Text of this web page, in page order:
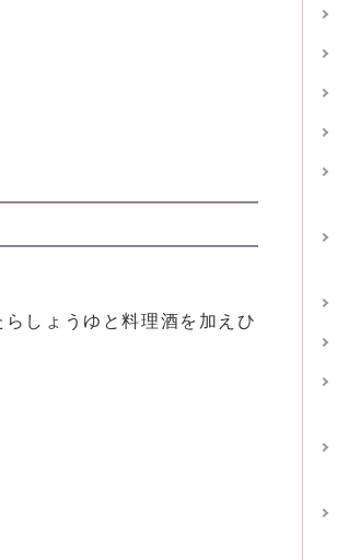
しょうゆと料理酒を加えひ